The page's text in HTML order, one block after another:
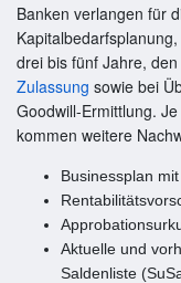
Banken verlangen für
drei bis fünf Jahre,
Zulassung sowie bei
Goodwill-Ermittlung.
kommen weitere
Businessplan
Aktuelle und
Saldenliste